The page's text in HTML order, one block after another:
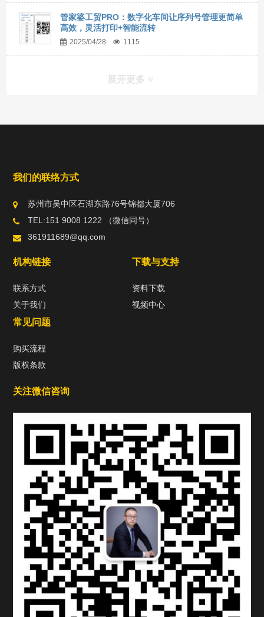
管家婆工贸PRO：数字化车间让序列号管理更简单
高效，灵活打印+智能流转
2025/04/28 1115
展开更多
我们的联络方式
苏州市吴中区石湖东路76号锦都大厦706
TEL:151 9008 1222 （微信同号）
361911689@qq.com
机构链接
联系方式
关于我们
下载与支持
资料下载
视频中心
常见问题
购买流程
版权条款
关注微信咨询